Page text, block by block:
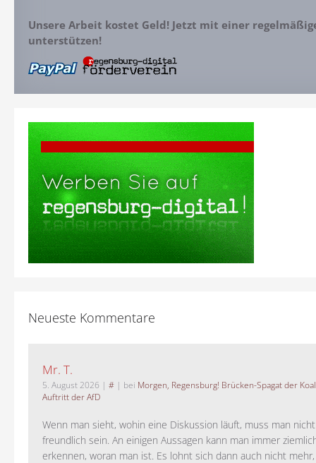
Unsere Arbeit kostet Geld! Jetzt mit einer
unterstützen!
Neueste Kommentare
Mr. T.
5. August 2026 | # | bei Morgen, Regensburg! Brücken-Spagat der
Auftritt der AfD
Wenn man sieht, wohin eine Diskussion läuft, muss man
freundlich sein. An einigen Aussagen kann man immer
erkennen, woran man ist. Es lohnt sich dann auch nicht mehr,